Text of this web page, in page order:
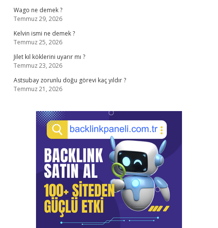
Wago ne demek ?
Temmuz 29, 2026
Kelvin ismi ne demek ?
Temmuz 25, 2026
Jilet kıl köklerini uyarır mı ?
Temmuz 23, 2026
Astsubay zorunlu doğu görevi kaç yıldır ?
Temmuz 21, 2026